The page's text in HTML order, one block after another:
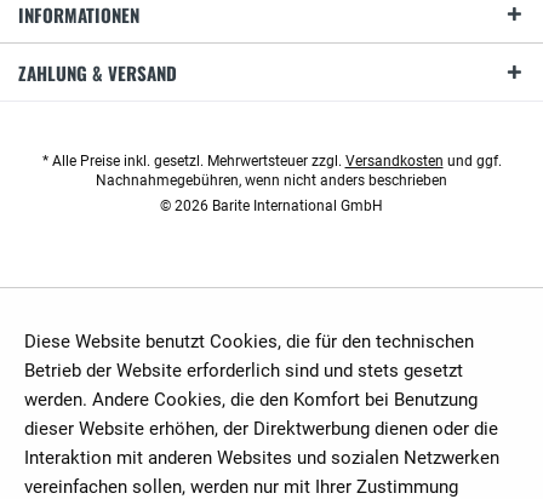
INFORMATIONEN
ZAHLUNG & VERSAND
* Alle Preise inkl. gesetzl. Mehrwertsteuer zzgl. Versandkosten und ggf.
Nachnahmegebühren, wenn nicht anders beschrieben
© 2026 Barite International GmbH
Diese Website benutzt Cookies, die für den technischen
Betrieb der Website erforderlich sind und stets gesetzt
werden. Andere Cookies, die den Komfort bei Benutzung
dieser Website erhöhen, der Direktwerbung dienen oder die
Interaktion mit anderen Websites und sozialen Netzwerken
vereinfachen sollen, werden nur mit Ihrer Zustimmung